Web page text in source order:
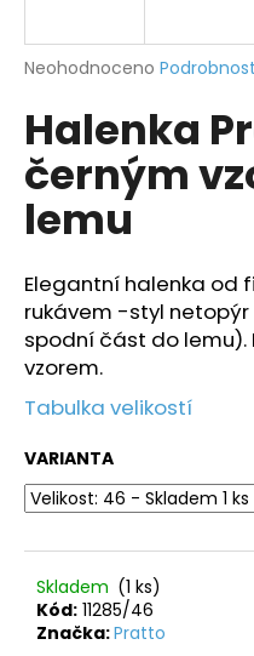
Průměrné
produktu
je
0,0
z
5
hvězdiček.
Neohodnoceno
Halenka
černým
lemu
Elegantní halenka od
rukávem -styl
spodní část do lemu).
vzorem.
Tabulka velikostí
VARIANTA
Skladem (1 ks)
Kód: 11285/46
Značka:Pratto
j
t
?
o
o
r
u
č
u
e